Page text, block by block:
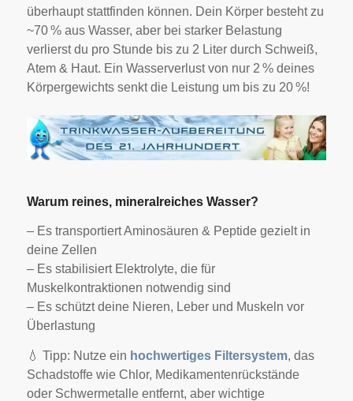
überhaupt stattfinden können. Dein Körper besteht zu
~70 % aus Wasser, aber bei starker Belastung
verlierst du pro Stunde bis zu 2 Liter durch Schweiß,
Atem & Haut. Ein Wasserverlust von nur 2 % deines
Körpergewichts senkt die Leistung um bis zu 20 %!
Warum reines, mineralreiches Wasser?
– Es transportiert Aminosäuren & Peptide gezielt in
deine Zellen
– Es stabilisiert Elektrolyte, die für
Muskelkontraktionen notwendig sind
– Es schützt deine Nieren, Leber und Muskeln vor
Überlastung
💧 Tipp: Nutze ein hochwertiges Filtersystem, das
Schadstoffe wie Chlor, Medikamentenrückstände
oder Schwermetalle entfernt, aber wichtige